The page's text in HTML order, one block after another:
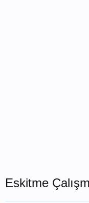
Eskitme